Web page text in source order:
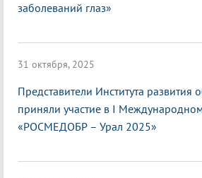
заболеваний глаз»
31 октября, 2025
Представители Института
приняли участие в I
«РОСМЕДОБР – Урал 2025»